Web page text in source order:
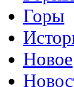
Горы
Новое